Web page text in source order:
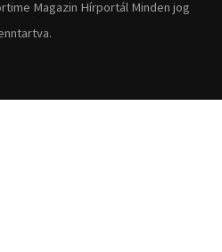
Magazin Hírportál Minden jog